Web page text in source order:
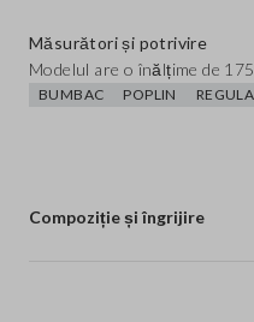
Măsurători și potrivire
Modelul are o înălțime de
BUMBAC POPLIN
Compoziție și îngrijire